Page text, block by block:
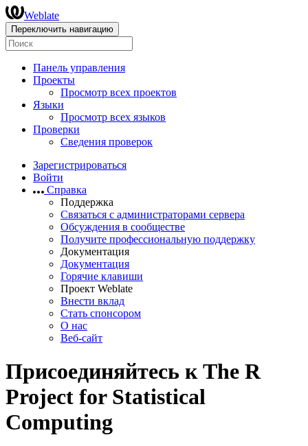
Weblate
Переключить навигацию
Панель управления
Проекты
Просмотр всех проектов
Языки
Просмотр всех языков
Проверки
Сведения проверок
Зарегистрироваться
Войти
Справка
Поддержка
Связаться с администраторами сервера
Обсуждения в сообществе
Получите профессиональную поддержку
Документация
Документация
Горячие клавиши
Проект Weblate
Внести вклад
Стать спонсором
О нас
Веб-сайт
Присоединяйтесь кThe R
Project for Statistical
Computing